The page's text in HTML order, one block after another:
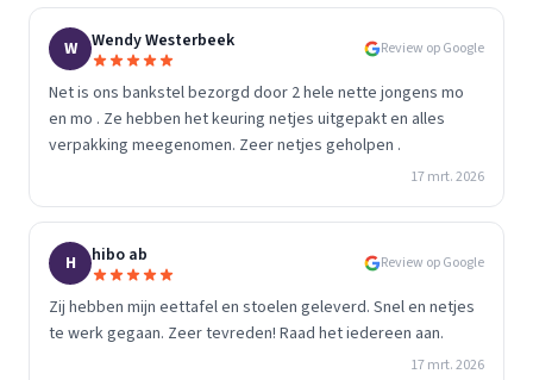
W Wendy Westerbeek Review op Google
Net is ons bankstel bezorgd door 2 hele nette jongens mo
en mo . Ze hebben het keuring netjes uitgepakt en alles
verpakking meegenomen. Zeer netjes geholpen .
17 mrt. 2026
H hibo ab Review op Google
Zij hebben mijn eettafel en stoelen geleverd. Snel en netjes
te werk gegaan. Zeer tevreden! Raad het iedereen aan.
17 mrt. 2026